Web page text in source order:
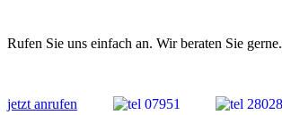
Rufen Sie uns einfach an. Wir beraten Sie gerne.
jetzt anrufen